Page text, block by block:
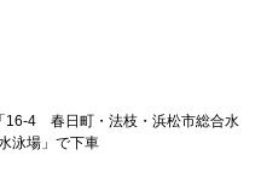
16-4 春日町・法枝・浜松市総合水
泳場」で下車